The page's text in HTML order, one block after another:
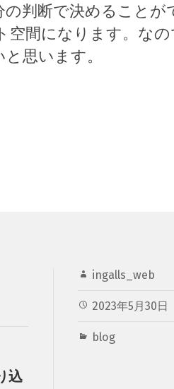
判断で決めることが
空間になります。な
思います。
ingalls_web
2023年5月30日
blog
込